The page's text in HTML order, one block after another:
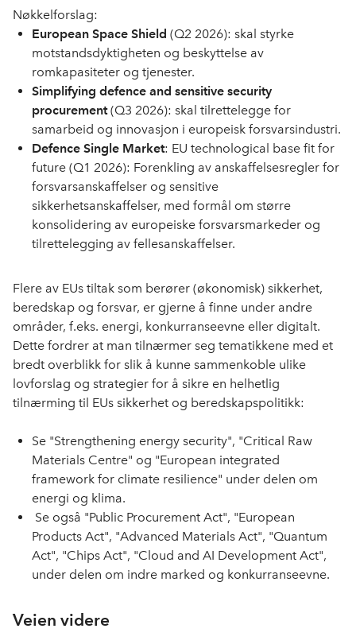
Nøkkelforslag:
European Space Shield (Q2 2026): skal styrke
motstandsdyktigheten og beskyttelse av
romkapasiteter og tjenester.
Simplifying defence and sensitive security
procurement(Q3 2026): skal tilrettelegge for
samarbeid og innovasjon i europeisk forsvarsindustri.
Defence Single Market: EU technological base fit for
future (Q1 2026): Forenkling av anskaffelsesregler for
forsvarsanskaffelser og sensitive
sikkerhetsanskaffelser, med formål om større
konsolidering av europeiske forsvarsmarkeder og
tilrettelegging av fellesanskaffelser.
Flere av EUs tiltak som berører (økonomisk) sikkerhet,
beredskap og forsvar, er gjerne å finne under andre
områder, f.eks. energi, konkurranseevne eller digitalt.
Dette fordrer at man tilnærmer seg tematikkene med et
bredt overblikk for slik å kunne sammenkoble ulike
lovforslag og strategier for å sikre en helhetlig
tilnærming til EUs sikkerhet og beredskapspolitikk:
Se "Strengthening energy security", "Critical Raw
Materials Centre" og "European integrated
framework for climate resilience" under delen om
energi og klima.
Se også "Public Procurement Act", "European
Products Act", "Advanced Materials Act", "Quantum
Act", "Chips Act", "Cloud and AI Development Act",
under delen om indre marked og konkurranseevne.
Veien videre